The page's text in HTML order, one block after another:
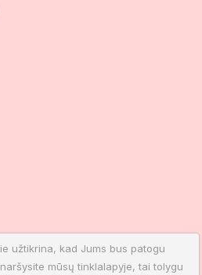
užtikrina, kad Jums bus patogu
mūsų tinklalapyje, tai tolygu